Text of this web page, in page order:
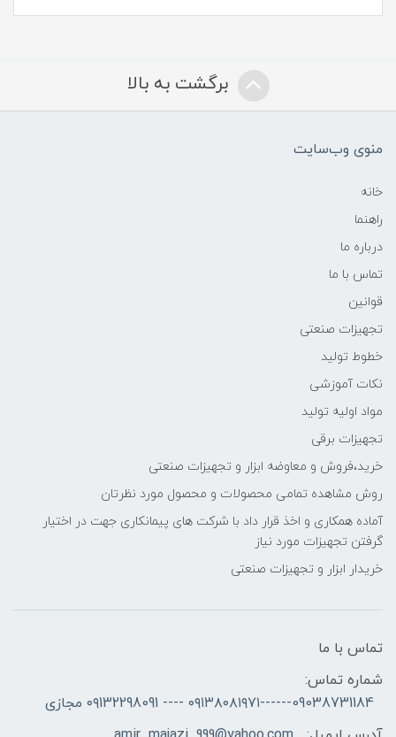
برگشت به بالا
منوی وب‌سایت
خانه
راهنما
درباره ما
تماس با ما
قوانین
تجهیزات صنعتی
خطوط تولید
نکات آموزشی
مواد اولیه تولید
تجهیزات برقی
خرید،فروش و معاوضه ابزار و تجهیزات صنعتی
روش مشاهده تمامی محصولات و محصول مورد نظرتان
آماده همکاری و اخذ قرار داد با شرکت های پیمانکاری جهت در اختیار
گرفتن تجهیزات مورد نیاز
خریدار ابزار و تجهیزات صنعتی
تماس با ما
شماره تماس:
09038731184------۰۹۱۳۸۰۸۱۹۷۱ ---- ۰۹132298091 مجازی